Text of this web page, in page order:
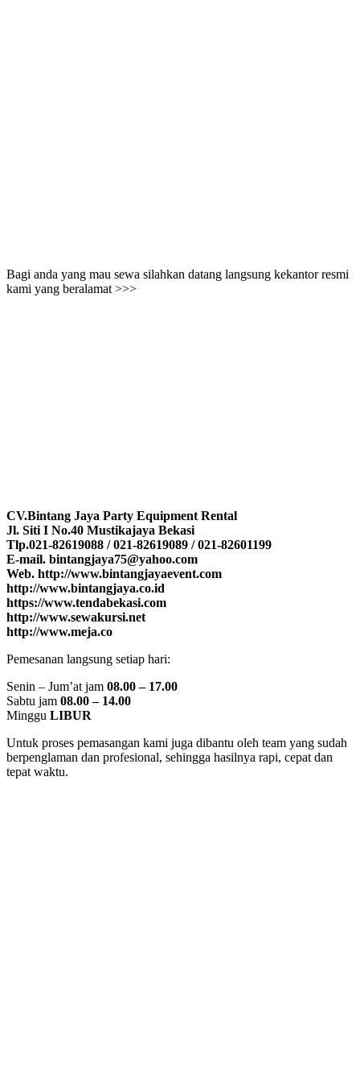
Bagi anda yang mau sewa silahkan datang langsung kekantor resmi
kami yang beralamat >>>
CV.Bintang Jaya Party Equipment Rental
Jl. Siti I No.40 Mustikajaya Bekasi
Tlp.021-82619088 / 021-82619089 / 021-82601199
E-mail. bintangjaya75@yahoo.com
Web. http://www.bintangjayaevent.com
http://www.bintangjaya.co.id
https://www.tendabekasi.com
http://www.sewakursi.net
http://www.meja.co
Pemesanan langsung setiap hari:
Senin – Jum’at jam 08.00 – 17.00
Sabtu jam 08.00 – 14.00
Minggu LIBUR
Untuk proses pemasangan kami juga dibantu oleh team yang sudah
berpenglaman dan profesional, sehingga hasilnya rapi, cepat dan
tepat waktu.